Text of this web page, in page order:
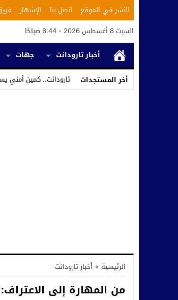
للنشر في الموقع اتصل بنا للإشهار
السبت 8 أغسطس 2026 - 6:44 صباحًا
أخبار تارودانت
جهات
أخر المستجدات
تارودانت.. كمين أمني يسقط 7 مشتبه فيهم ويكشف استغلال محل
الرئيسية » أخبار تارودانت
من المهارة إلى